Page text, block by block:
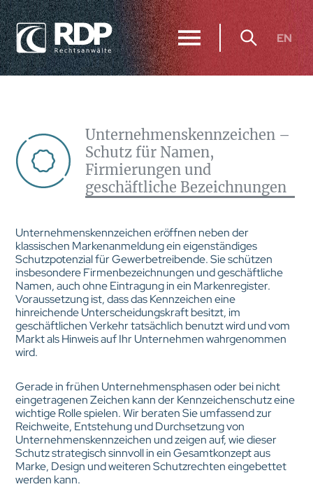
EN
Unternehmenskennzeichen –
Schutz für Namen,
Firmierungen und
geschäftliche Bezeichnungen
Unternehmenskennzeichen eröffnen neben der
klassischen Markenanmeldung ein eigenständiges
Schutzpotenzial für Gewerbetreibende. Sie schützen
insbesondere Firmenbezeichnungen und geschäftliche
Namen, auch ohne Eintragung in ein Markenregister.
Voraussetzung ist, dass das Kennzeichen eine
hinreichende Unterscheidungskraft besitzt, im
geschäftlichen Verkehr tatsächlich benutzt wird und vom
Markt als Hinweis auf Ihr Unternehmen wahrgenommen
wird.
Gerade in frühen Unternehmensphasen oder bei nicht
eingetragenen Zeichen kann der Kennzeichenschutz eine
wichtige Rolle spielen. Wir beraten Sie umfassend zur
Reichweite, Entstehung und Durchsetzung von
Unternehmenskennzeichen und zeigen auf, wie dieser
Schutz strategisch sinnvoll in ein Gesamtkonzept aus
Marke, Design und weiteren Schutzrechten eingebettet
werden kann.